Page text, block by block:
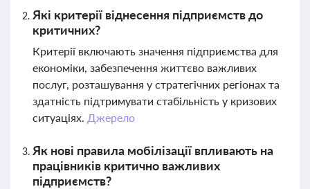
Які критерії віднесення підприємств до
критичних?
Критерії включають значення підприємства для
економіки, забезпечення життєво важливих
послуг, розташування у стратегічних регіонах та
здатність підтримувати стабільність у кризових
ситуаціях. Джерело
Як нові правила мобілізації впливають на
працівників критично важливих
підприємств?